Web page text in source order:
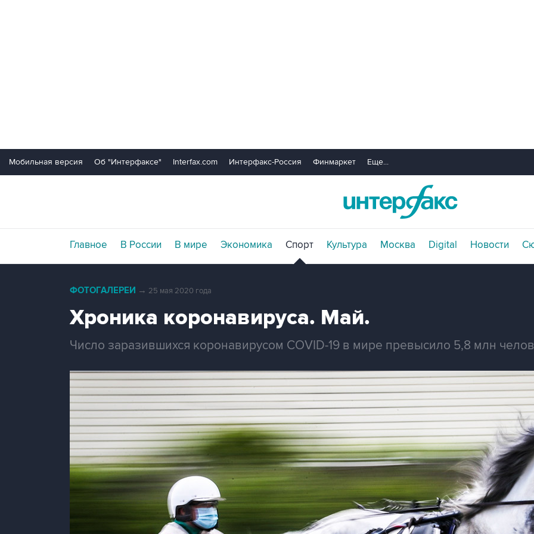
Мобильная версия Об "Интерфаксе" Interfax.com Интерфакс-Россия Финмаркет Еще...
Главное В России В мире Экономика Спорт Культура Москва Digital Новости
ФОТОГАЛЕРЕИ → 25 мая 2020 года
Хроника коронавируса. Май.
Число заразившихся коронавирусом COVID-19 в мире превысило 5,8 млн